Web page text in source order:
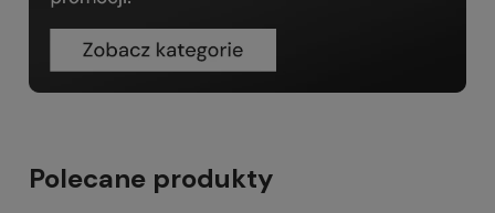
Polecane produkty